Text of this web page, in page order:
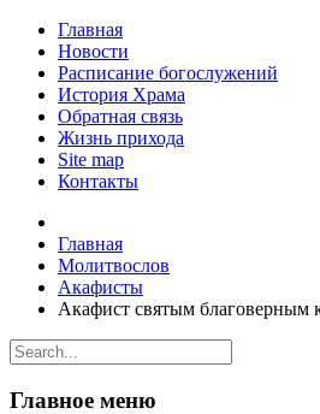
Главная
Новости
Расписание богослужений
История Храма
Обратная связь
Жизнь прихода
Site map
Контакты
Главная
Молитвослов
Акафисты
Акафист святым
Главное меню